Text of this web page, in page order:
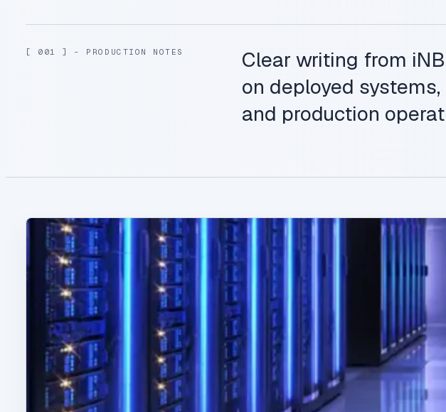
[ 001 ] - PRODUCTION NOTES
Clear writing from
on deployed
and production